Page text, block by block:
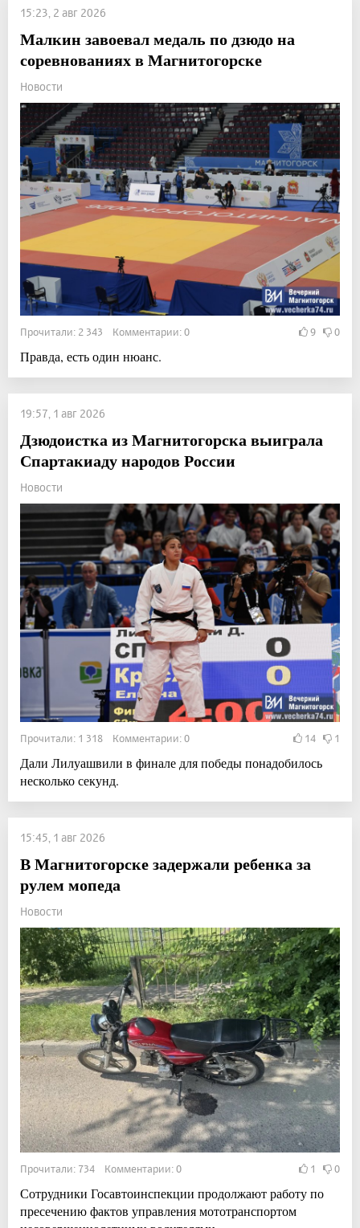
15:23, 2 авг 2026
Малкин завоевал медаль по дзюдо на
соревнованиях в Магнитогорске
Новости
Прочитали: 2 343 Комментарии: 0 9 0
Правда, есть один нюанс.
19:57, 1 авг 2026
Дзюдоистка из Магнитогорска выиграла
Спартакиаду народов России
Новости
Прочитали: 1 318 Комментарии: 0 14 1
Дали Лилуашвили в финале для победы понадобилось
несколько секунд.
15:45, 1 авг 2026
В Магнитогорске задержали ребенка за
рулем мопеда
Новости
Прочитали: 734 Комментарии: 0 1 0
Сотрудники Госавтоинспекции продолжают работу по
пресечению фактов управления мототранспортом